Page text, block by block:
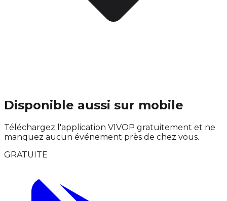
Disponible aussi sur mobile
Téléchargez l'application VIVOP gratuitement et ne
manquez aucun événement près de chez vous.
GRATUITE